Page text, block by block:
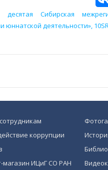
десятая Сибирская
юннатской деятельности»,
коррупции
магазин ИЦиГ СО РАН